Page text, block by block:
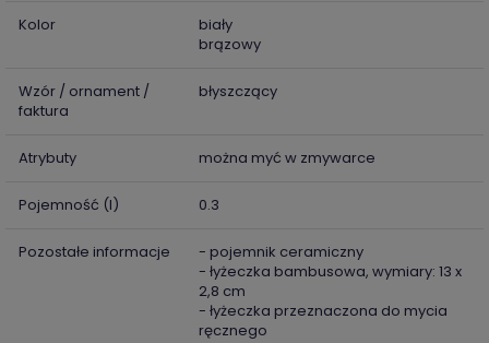
Kolor
biały
brązowy
Wzór / ornament /
faktura
błyszczący
Atrybuty można myć w zmywarce
Pojemność (l) 0.3
Pozostałe informacje
- pojemnik ceramiczny
- łyżeczka bambusowa, wymiary: 13 x
2,8 cm
- łyżeczka przeznaczona do mycia
ręcznego